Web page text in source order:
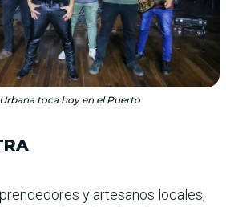
toca hoy en el Puerto
y artesanos locales,